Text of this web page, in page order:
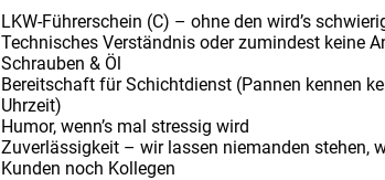
LKW-Führerschein (C) – ohne den wird’s
Technisches Verständnis oder zumindest keine
Schrauben & Öl
Bereitschaft für Schichtdienst (Pannen kennen
Uhrzeit)
Humor, wenn’s mal stressig wird
Zuverlässigkeit – wir lassen niemanden stehen,
Kunden noch Kollegen